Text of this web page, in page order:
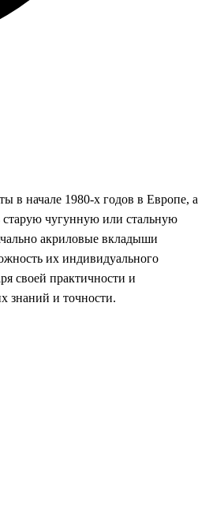
в начале 1980-х годов в Европе, а
старую чугунную или стальную
акриловые вкладыши
их индивидуального
своей практичности и
знаний и точности.